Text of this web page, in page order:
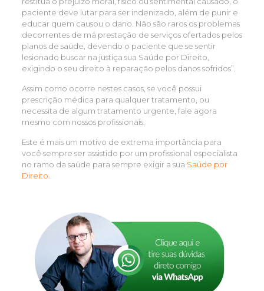
paciente deve lutar para ser indenizado, além de punir e
educar quem causou o dano. Não são raros os problemas
decorrentes de má prestação de serviços ofertados pelos
planos de saúde, devendo o paciente que se sentir
lesionado buscar na justiça sua Saúde por Direito,
exigindo o seu direito à reparação pelos danos sofridos”.
Assim como ocorre nestes casos, se você possui
prescrição médica para qualquer tratamento, ou
necessita de algum tratamento urgente, fale agora
mesmo com nossos profissionais.
Este é mais um motivo de extrema importância para
você sempre ser assistido por um profissional especialista
no ramo da saúde para sempre exigir a sua Saúde por
Direito